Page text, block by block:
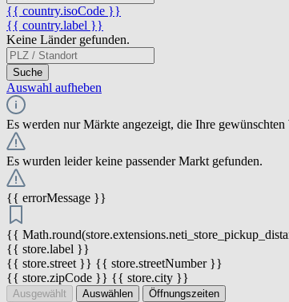
{{ country.isoCode }}
{{ country.label }}
Keine Länder gefunden.
Suche
Auswahl aufheben
Es werden nur Märkte angezeigt, die Ihre gewünschten
Es wurden leider keine passender Markt gefunden.
{{ errorMessage }}
{{
{{ store.label }}
{{ store.street }} {{ store.streetNumber }}
{{ store.zipCode }} {{ store.city }}
Ausgewählt Auswählen Öffnungszeiten